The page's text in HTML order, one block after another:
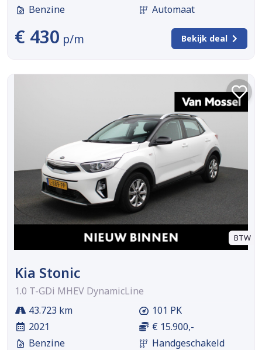
Benzine
Automaat
€ 430 p/m Bekijk deal
BTW
Kia Stonic
1.0 T-GDi MHEV DynamicLine
43.723 km
2021
Benzine
101 PK
€ 15.900,-
Handgeschakeld